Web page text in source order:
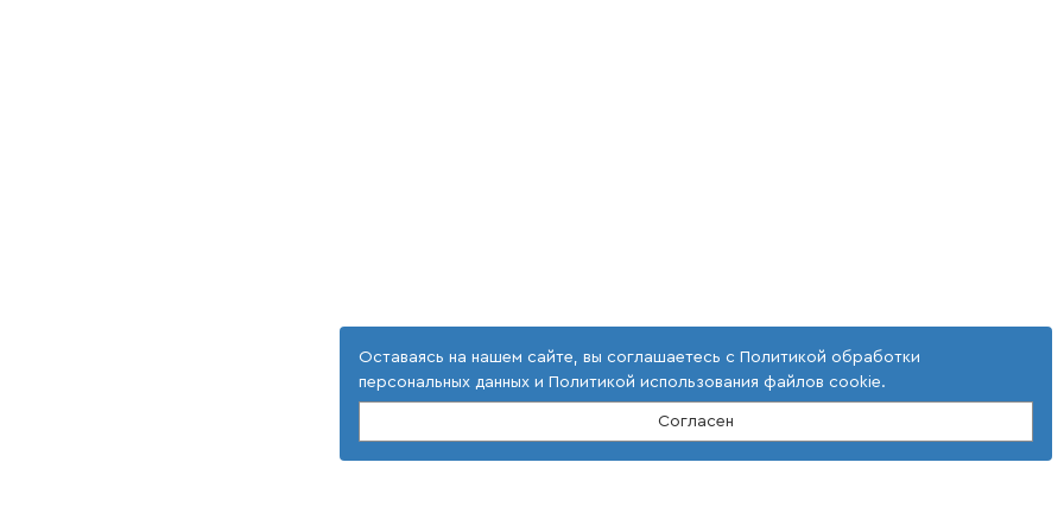
Оставаясь на нашем сайте, вы соглашаетесь с Политикой обработки
персональных данных и Политикой использования файлов cookie.
Согласен